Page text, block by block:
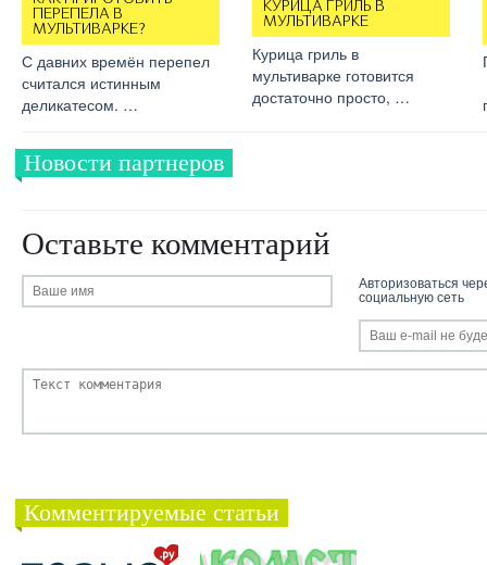
ПЕРЕПЕЛА В
МУЛЬТИВАРКЕ?
С давних времён перепел
считался истинным
деликатесом. …
КУРИЦА ГРИЛЬ В
МУЛЬТИВАРКЕ
Курица гриль в
мультиварке готовится
достаточно просто, …
Новости партнеров
Оставьте комментарий
Авторизоваться
социальную сеть
Комментируемые статьи